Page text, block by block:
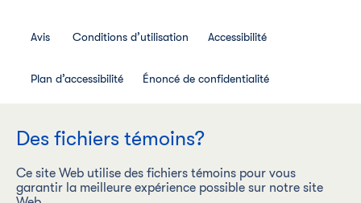
Avis Conditions d’utilisation Accessibilité
Plan d’accessibilité Énoncé de confidentialité
Des fichiers témoins?
Ce site Web utilise des fichiers témoins pour vous
garantir la meilleure expérience possible sur notre site